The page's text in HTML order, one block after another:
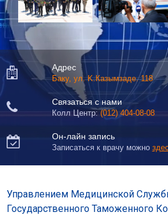
 Адрес
Баку, ул. K.Казымзаде. 118
 Связаться с нами
Колл Центр:(012) 404-08-08
 Он-лайн запись
Записаться к врачу можно
Управлением Медицинской
Государственного Таможенного